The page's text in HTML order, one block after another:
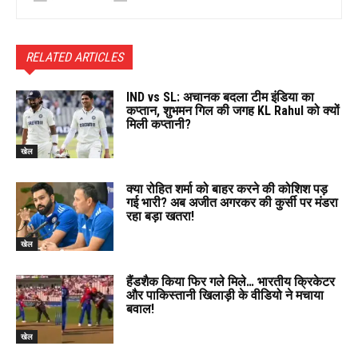
RELATED ARTICLES
खेल
IND vs SL: अचानक बदला टीम इंडिया का
कप्तान, शुभमन गिल की जगह KL Rahul को क्यों
मिली कप्तानी?
खेल
क्या रोहित शर्मा को बाहर करने की कोशिश पड़
गई भारी? अब अजीत अगरकर की कुर्सी पर मंडरा
रहा बड़ा खतरा!
खेल
हैंडशैक किया फिर गले मिले… भारतीय क्रिकेटर
और पाकिस्तानी खिलाड़ी के वीडियो ने मचाया
बवाल!